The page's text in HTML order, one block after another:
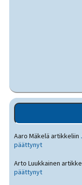
Aaro Mäkelä artikkeliin
päättynyt
Arto Luukkainen
päättynyt